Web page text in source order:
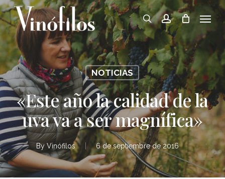
Skip
to
main
content
searchaccount
NOTICIAS
«Este año la calidad de la
uva va a ser magnífica»
By Vinófilos 6 de septiembre de 2016